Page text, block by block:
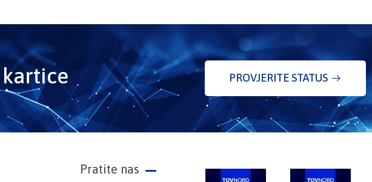
kartice PROVJERITE STATUS
Pratite nas